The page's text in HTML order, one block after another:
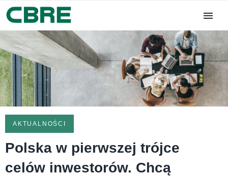
AKTUALNOŚCI
Polska w pierwszej trójce
celów inwestorów. Chcą